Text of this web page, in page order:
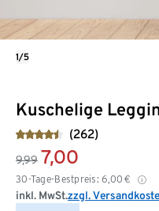
Kuschelige
(262)
9,99 7,00
30-Tage-Bestpreis: 6,00 €
inkl. MwSt.zzgl.
1/5